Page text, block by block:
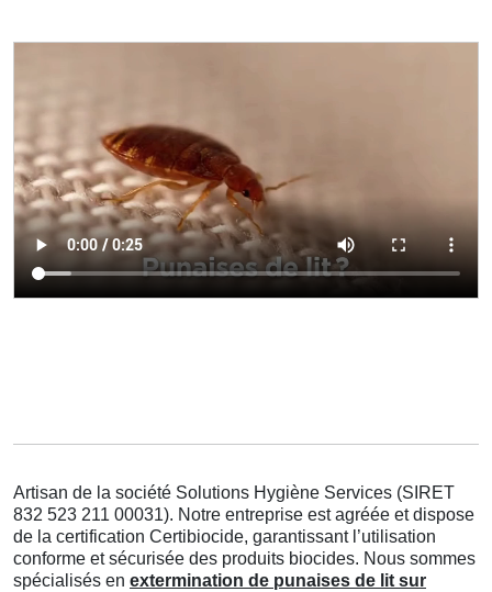
Artisan de la société Solutions Hygiène Services (SIRET
832 523 211 00031). Notre entreprise est agréée et dispose
de la certification Certibiocide, garantissant l’utilisation
conforme et sécurisée des produits biocides. Nous sommes
spécialisés en extermination de punaises de lit sur